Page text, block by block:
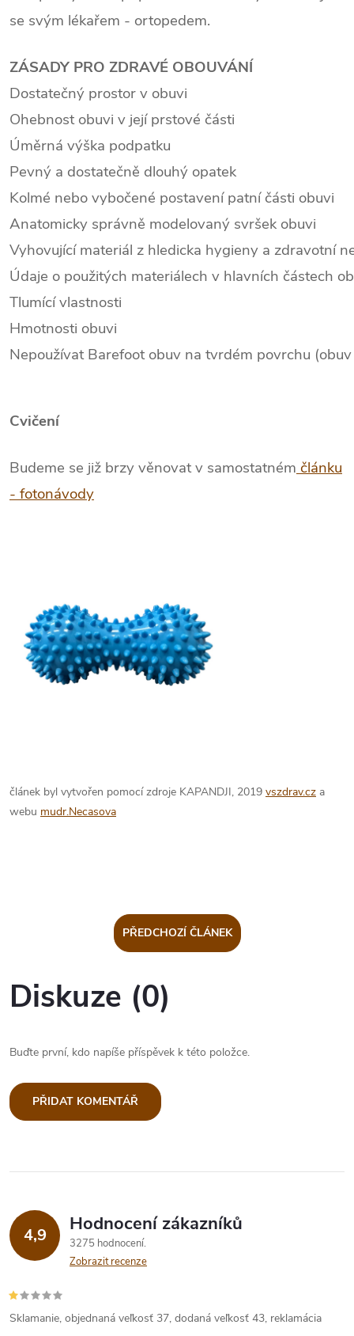
se svým lékařem - ortopedem.
ZÁSADY PRO ZDRAVÉ OBOUVÁNÍ
Dostatečný prostor v obuvi
Ohebnost obuvi v její prstové části
Úměrná výška podpatku
Pevný a dostatečně dlouhý opatek
Kolmé nebo vybočené postavení patní části obuvi
Anatomicky správně modelovaný svršek obuvi
Vyhovující materiál z hledicka hygieny a zdravotní
Údaje o použitých materiálech v hlavních částech
Tlumící vlastnosti
Hmotnosti obuvi
Nepoužívat Barefoot obuv na tvrdém povrchu
Cvičení
Budeme se již brzy věnovat v samostatném článku
- fotonávody
článek byl vytvořen pomocí zdroje KAPANDJI, 2019 vszdrav.cz a
webu mudr.Necasova
PŘEDCHOZÍ ČLÁNEK
Diskuze (0)
Buďte první, kdo napíše příspěvek k této položce.
PŘIDAT KOMENTÁŘ
4,9 Hodnocení zákazníků
3275 hodnocení
Zobrazit recenze
Sklamanie, objednaná veľkosť 37, dodaná veľkosť 43, reklamácia